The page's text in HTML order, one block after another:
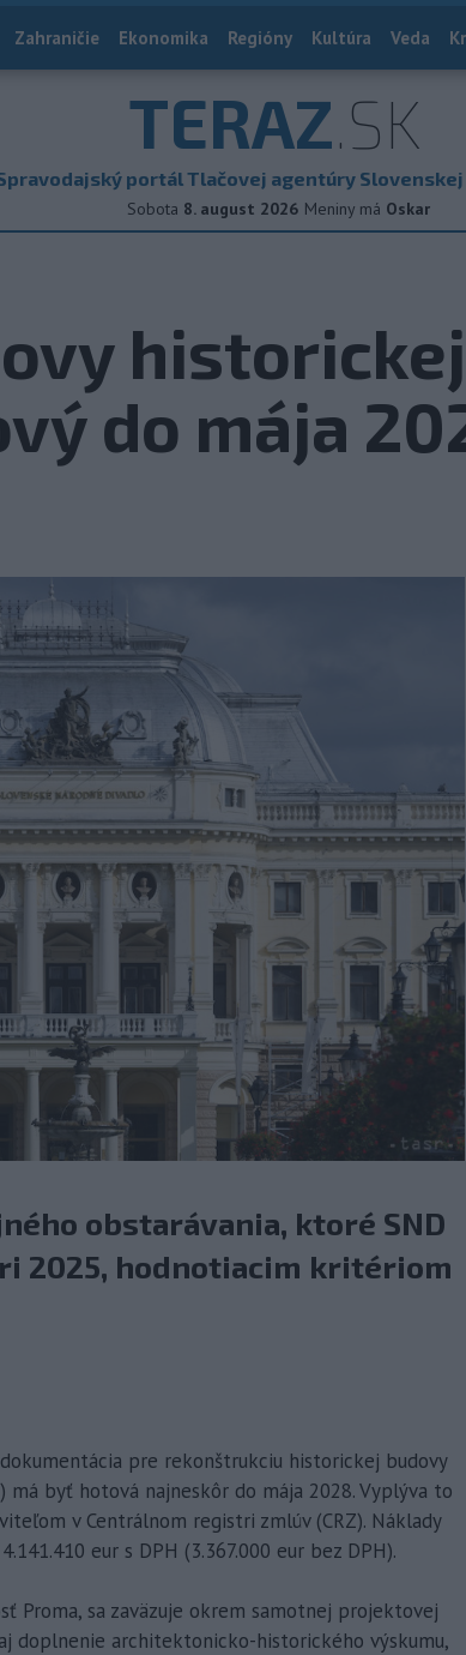
Zahraničie Ekonomika Regióny Kultúra Veda
TERAZ.SK
portál Tlačovej agentúry
Sobota 8. august 2026 Meniny má Oskar
do mája
obstarávania, ktoré SND
2025, hodnotiacim kritériom
pre rekonštrukciu historickej budovy
má byť hotová najneskôr do mája 2028. Vyplýva to
v Centrálnom registri zmlúv (CRZ). Náklady
eur s DPH (3.367.000 eur bez DPH).
Proma, sa zaväzuje okrem samotnej projektovej
doplnenie architektonicko-historického výskumu,